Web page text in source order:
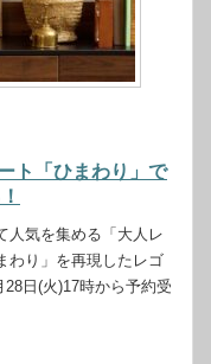
ト「ひまわり」で
人気を集める「大人レ
わり」を再現したレゴ
日(火)17時から予約受